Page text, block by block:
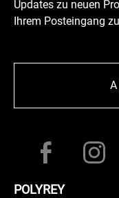
Updates zu neuen
Ihrem Posteingang
POLYREY